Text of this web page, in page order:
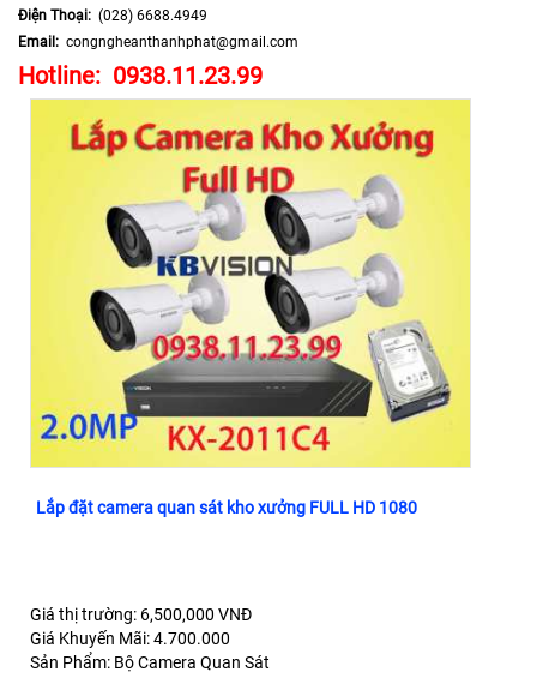
Điện Thoại: (028) 6688.4949
Email: congngheanthanhphat@gmail.com
Hotline: 0938.11.23.99
Lắp đặt camera quan sát kho xưởng FULL HD 1080
Giá thị trường: 6,500,000 VNĐ
Giá Khuyến Mãi: 4.700.000
Sản Phẩm: Bộ Camera Quan Sát